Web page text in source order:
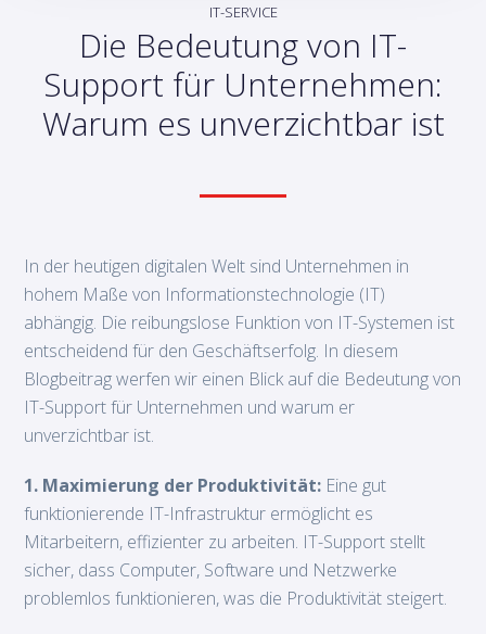
IT-SERVICE
Die Bedeutung von IT-
Support für Unternehmen:
Warum es unverzichtbar ist
In der heutigen digitalen Welt sind Unternehmen in
hohem Maße von Informationstechnologie (IT)
abhängig. Die reibungslose Funktion von IT-Systemen ist
entscheidend für den Geschäftserfolg. In diesem
Blogbeitrag werfen wir einen Blick auf die Bedeutung von
IT-Support für Unternehmen und warum er
unverzichtbar ist.
1. Maximierung der Produktivität: Eine gut
funktionierende IT-Infrastruktur ermöglicht es
Mitarbeitern, effizienter zu arbeiten. IT-Support stellt
sicher, dass Computer, Software und Netzwerke
problemlos funktionieren, was die Produktivität steigert.